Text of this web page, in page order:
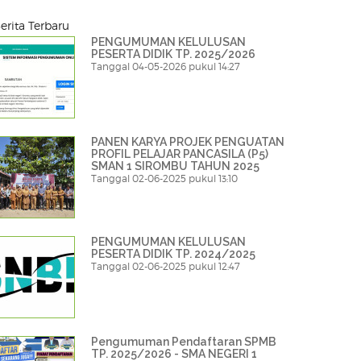
Terbaru
PENGUMUMAN KELULUSAN
PESERTA DIDIK TP. 2025/2026
Tanggal 04-05-2026 pukul 14:27
PANEN KARYA PROJEK PENGUATAN
PROFIL PELAJAR PANCASILA (P5)
SMAN 1 SIROMBU TAHUN 2025
Tanggal 02-06-2025 pukul 13:10
PENGUMUMAN KELULUSAN
PESERTA DIDIK TP. 2024/2025
Tanggal 02-06-2025 pukul 12:47
Pengumuman Pendaftaran SPMB
TP. 2025/2026 - SMA NEGERI 1